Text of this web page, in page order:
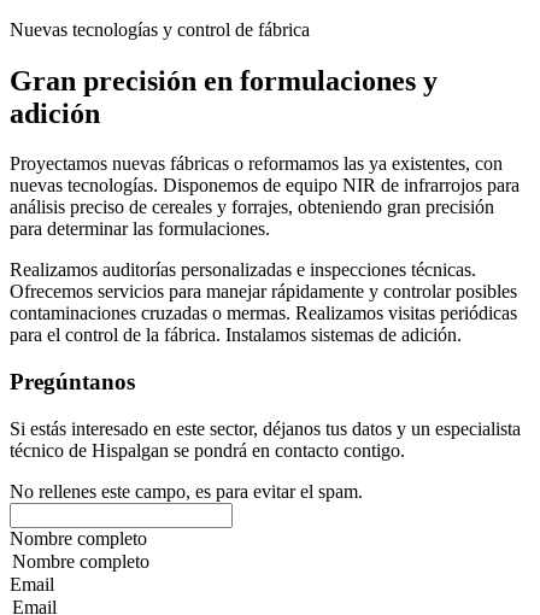
Nuevas tecnologías y control de fábrica
Gran precisión en formulaciones y
adición
Proyectamos nuevas fábricas o reformamos las ya existentes, con
nuevas tecnologías. Disponemos de equipo NIR de infrarrojos para
análisis preciso de cereales y forrajes, obteniendo gran precisión
para determinar las formulaciones.
Realizamos auditorías personalizadas e inspecciones técnicas.
Ofrecemos servicios para manejar rápidamente y controlar posibles
contaminaciones cruzadas o mermas. Realizamos visitas periódicas
para el control de la fábrica. Instalamos sistemas de adición.
Pregúntanos
Si estás interesado en este sector, déjanos tus datos y un especialista
técnico de Hispalgan se pondrá en contacto contigo.
No rellenes este campo, es para evitar el spam.
Nombre completo
Email